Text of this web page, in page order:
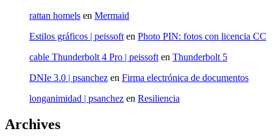
rattan homels en Mermaid
Estilos gráficos | peissoft en Photo PIN: fotos con licencia CC
cable Thunderbolt 4 Pro | peissoft en Thunderbolt 5
DNIe 3.0 | psanchez en Firma electrónica de documentos
longanimidad | psanchez en Resiliencia
Archives